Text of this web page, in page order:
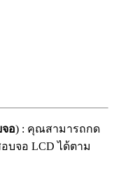
อ) : คุณสามารถกด
บจอ LCD ได้ตาม